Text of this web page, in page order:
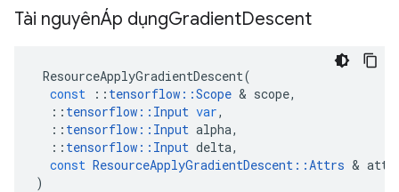
Tài nguyênÁp dụngGradientDescent
ResourceApplyGradientDescent(
const
:: tensorflow ::Scope & scope,
:: tensorflow :: Input var,
:: tensorflow :: Input alpha,
:: tensorflow :: Input delta,
const ResourceApplyGradientDescent ::Attrs &
)